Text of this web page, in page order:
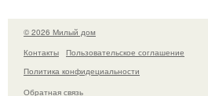
© 2026 Милый дом
Контакты
Пользовательское соглашение
Политика конфидециальности
Обратная связь